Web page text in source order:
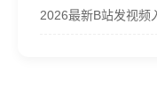
2026最新B站发视频